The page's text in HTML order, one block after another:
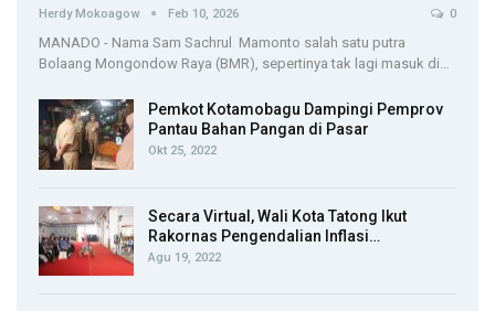
Herdy Mokoagow Feb 10, 2026 0
MANADO - Nama Sam Sachrul Mamonto salah satu putra
Bolaang Mongondow Raya (BMR), sepertinya tak lagi masuk di…
Pemkot Kotamobagu Dampingi Pemprov
Pantau Bahan Pangan di Pasar
Okt 25, 2022
Secara Virtual, Wali Kota Tatong Ikut
Rakornas Pengendalian Inflasi…
Agu 19, 2022